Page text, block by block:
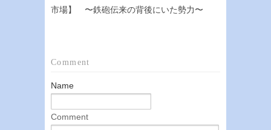
市場】 〜鉄砲伝来の背後にいた勢力〜
Comment
Name
Comment